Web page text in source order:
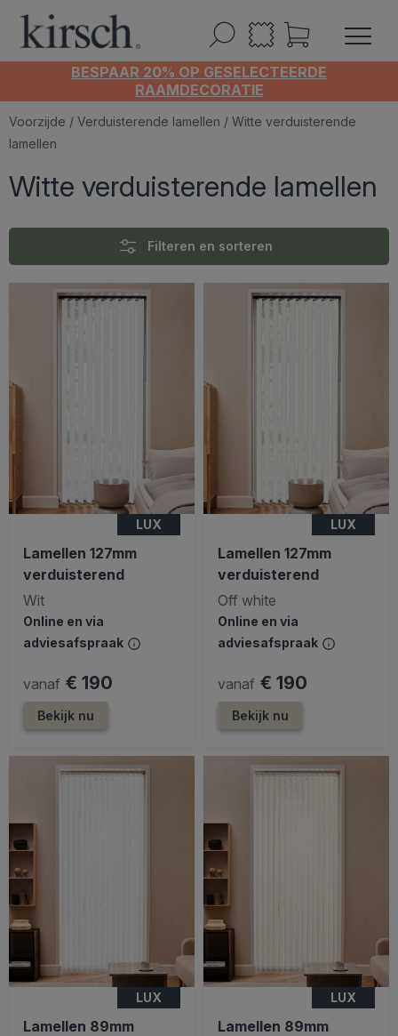
BESPAAR 20% OP GESELECTEERDE
RAAMDECORATIE
Voorzijde / Verduisterende lamellen / Witte verduisterende
lamellen
Witte verduisterende lamellen
Filteren en sorteren
LUX
Lamellen 127mm
verduisterend
Wit
Online en via
adviesafspraak
vanaf € 190
Bekijk nu
LUX
Lamellen 127mm
verduisterend
Off white
Online en via
adviesafspraak
vanaf € 190
Bekijk nu
LUX
Lamellen 89mm
LUX
Lamellen 89mm